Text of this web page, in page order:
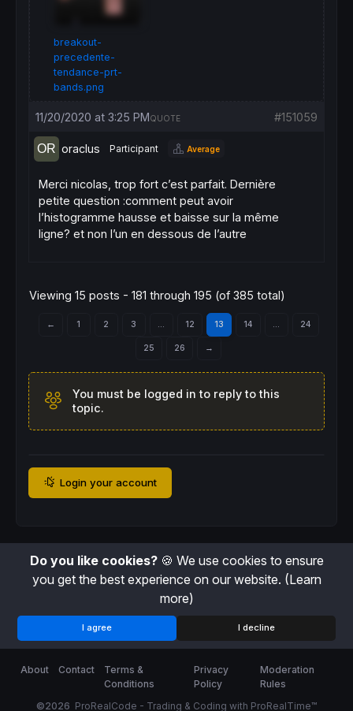
mintrend=
//cassure du plus haut/bas de la précédente
if trend=
signal=
signal=-1
signal=
endif
return signal
breakout-
precedente-
tendance-prt-
bands.png
11/20/2020 at 3:25 PM #151059
QUOTE
oraclus Participant Average
Merci nicolas, trop fort c’est parfait. Dernière
petite question :comment peut avoir
l’histogramme hausse et baisse sur la même
ligne? et non l’un en dessous de l’autre
Viewing 15 posts - 181 through 195 (of 385 total)
← 1 2 3 … 12 13 14 … 24
25 26 →
You must be logged in to reply to this
topic.
Login your account
Do you like cookies?🍪 We use cookies to ensure
you get the best experience on our website. (Learn
more)
I agree I decline
©2026 ProRealCode - Trading & Coding with ProRealTime™
About Contact
Terms &
Conditions
Privacy
Policy
Moderation
Rules